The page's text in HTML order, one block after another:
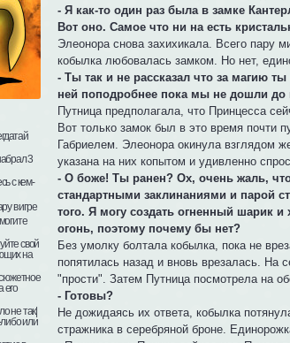
- Я как-то один раз была в замке
Вот оно. Самое что ни на есть
Элеонора снова захихикала. Всего пару
кобылка любовалась замком. Но нет,
- Ты так и не рассказал что за магию
ней поподробнее пока мы не дошли до
Путница предполагала, что Принцесса
Вот только замок был в это время почти
Габриелем. Элеонора окинула взглядом
указана на них копытом и удивленно
- О боже! Ты ранен? Ох, очень жаль,
стандартными заклинаниями и парой
того. Я могу создать огненный шарик
огонь, поэтому почему бы нет?
Без умолку болтала кобылка, пока не
попятилась назад и вновь врезалась. На
"прости". Затем Путница посмотрела на
- Готовы?
Не дожидаясь их ответа, кобылка
стражника в серебряной броне.